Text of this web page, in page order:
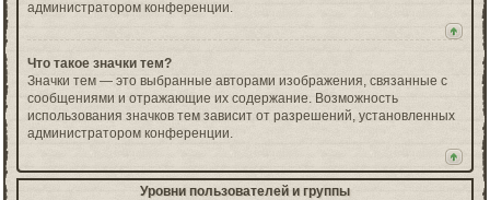
администратором конференции.
Что такое значки тем?
Значки тем — это выбранные авторами изображения, связанные с
сообщениями и отражающие их содержание. Возможность
использования значков тем зависит от разрешений, установленных
администратором конференции.
Уровни пользователей и группы